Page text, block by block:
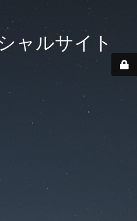
ャルサイト